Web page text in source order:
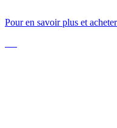
Pour en savoir plus et